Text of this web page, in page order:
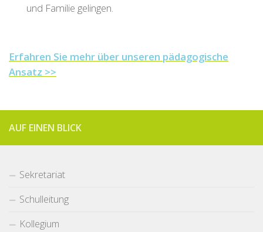
und Familie gelingen.
Erfahren Sie mehr über unseren pädagogische
Ansatz >>
AUF EINEN BLICK
Sekretariat
Schulleitung
Kollegium